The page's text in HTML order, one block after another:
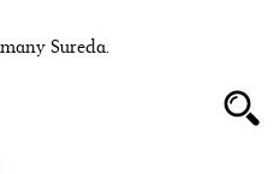
Sureda.